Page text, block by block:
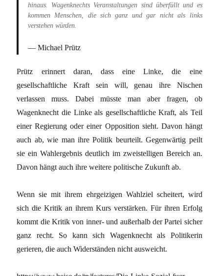
hinaus. Wagenknechts Veranstaltungen sind überfüllt und es
kommen Menschen, die sich ganz und gar nicht als links
verstehen würden.
Michael Prütz
Prütz erinnert daran, dass eine Linke, die eine
gesellschaftliche Kraft sein will, genau ihre Nischen
verlassen muss. Dabei müsste man aber fragen, ob
Wagenknecht die Linke als gesellschaftliche Kraft, als Teil
einer Regierung oder einer Opposition sieht. Davon hängt
auch ab, wie man ihre Politik beurteilt. Gegenwärtig peilt
sie ein Wahlergebnis deutlich im zweistelligen Bereich an.
Davon hängt auch ihre weitere politische Zukunft ab.
Wenn sie mit ihrem ehrgeizigen Wahlziel scheitert, wird
sich die Kritik an ihrem Kurs verstärken. Für ihren Erfolg
kommt die Kritik von inner- und außerhalb der Partei sicher
ganz recht. So kann sich Wagenknecht als Politikerin
gerieren, die auch Widerständen nicht ausweicht.